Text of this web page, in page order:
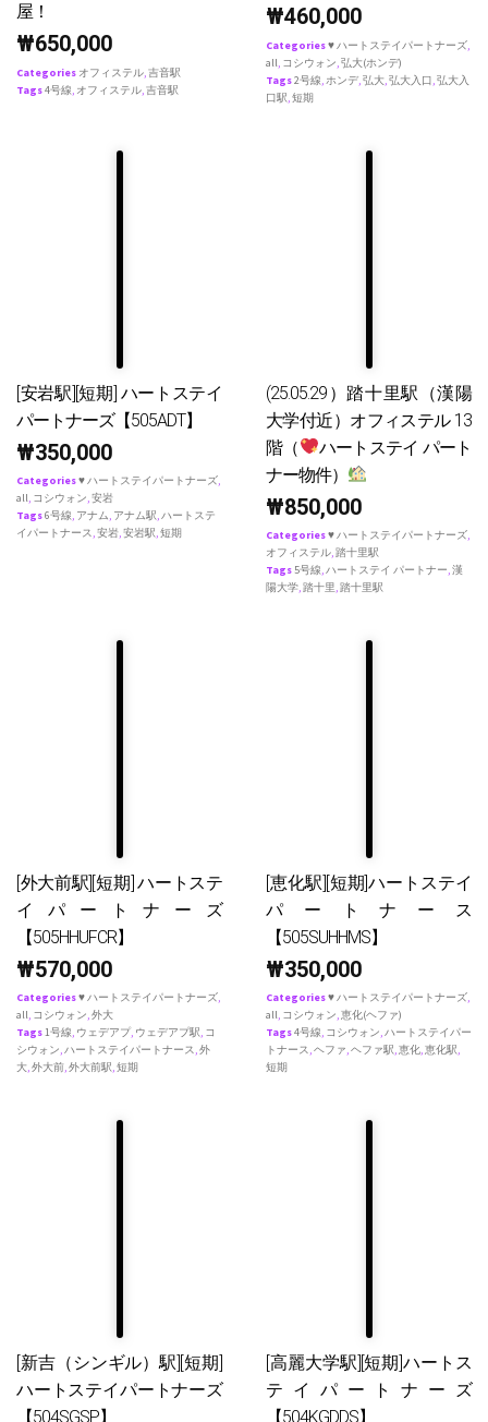
屋！
₩650,000
Categories オフィステル,吉音駅
Tags4号線, オフィステル,吉音駅
₩460,000
Categories♥ ハートステイパートナーズ,
all, コシウォン,弘大(ホンデ)
Tags2号線,ホンデ,弘大,弘大入口,弘大入
口駅,短期
[安岩駅][短期] ハートステイ
パートナーズ【505ADT】
₩350,000
Categories♥ ハートステイパートナーズ,
all, コシウォン,安岩
Tags6号線, アナム, アナム駅,ハートステ
イパートナース,安岩,安岩駅,短期
(25.05.29）踏十里駅（漢陽
大学付近）オフィステル 13
階（
ハートステイ パート
ナー物件）
₩850,000
Categories♥ ハートステイパートナーズ,
オフィステル,踏十里駅
Tags 5号線,ハートステイ パートナー,漢
陽大学,踏十里,踏十里駅
[外大前駅][短期] ハートステ
イパートナーズ
【505HHUFCR】
₩570,000
Categories♥ ハートステイパートナーズ,
all, コシウォン,外大
Tags1号線, ウェデアプ, ウェデアプ駅, コ
シウォン,ハートステイパートナース,外
大,外大前,外大前駅,短期
[恵化駅][短期]ハートステイ
パートナース
【505SUHHMS】
₩350,000
Categories♥ ハートステイパートナーズ,
all, コシウォン,恵化(ヘファ)
Tags4号線, コシウォン,ハートステイパー
トナース,ヘファ,ヘファ駅,恵化,恵化駅,
短期
[新吉（シンギル）駅][短期]
ハートステイパートナーズ
【504SGSP】
[高麗大学駅][短期]ハートス
テイパートナーズ
【504KGDDS】